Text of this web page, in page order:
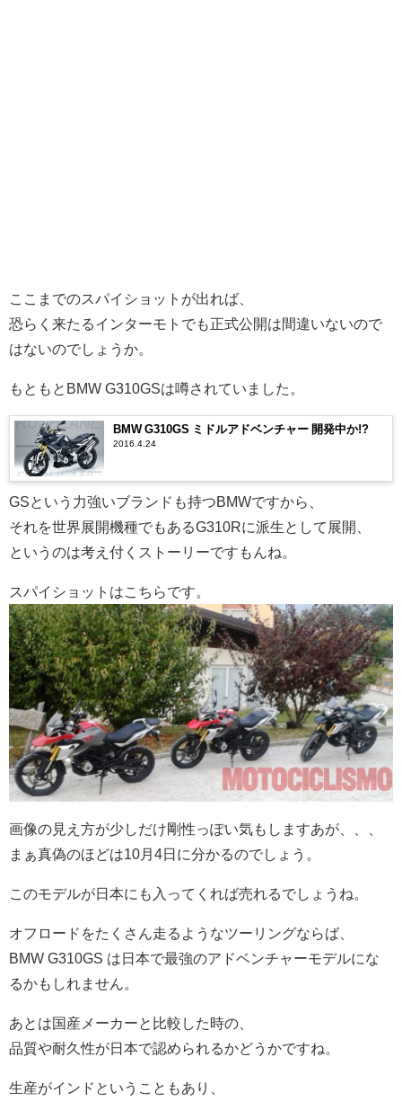
ここまでのスパイショットが出れば、
恐らく来たるインターモトでも正式公開は間違いないので
はないのでしょうか。
もともとBMW G310GSは噂されていました。
BMW G310GS ミドルアドベンチャー 開発中か!?
2016.4.24
GSという力強いブランドも持つBMWですから、
それを世界展開機種でもあるG310Rに派生として展開、
というのは考え付くストーリーですもんね。
スパイショットはこちらです。
画像の見え方が少しだけ剛性っぽい気もしますあが、、、
まぁ真偽のほどは10月4日に分かるのでしょう。
このモデルが日本にも入ってくれば売れるでしょうね。
オフロードをたくさん走るようなツーリングならば、
BMW G310GS は日本で最強のアドベンチャーモデルにな
るかもしれません。
あとは国産メーカーと比較した時の、
品質や耐久性が日本で認められるかどうかですね。
生産がインドということもあり、